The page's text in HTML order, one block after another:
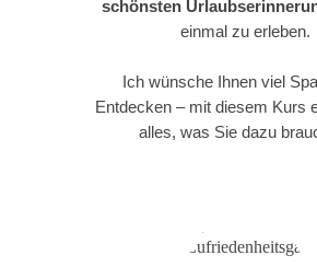
schönsten
einmal zu erleben.
Ich wünsche Ihnen viel
Entdecken – mit diesem Kurs
alles, was Sie dazu